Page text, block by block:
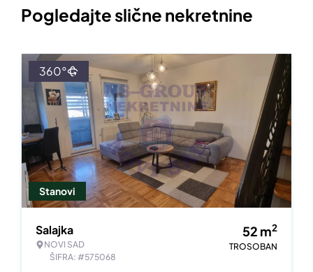
Pogledajte slične nekretnine
Stanovi
360°
Salajka
NOVI SAD
ŠIFRA: #575068
52 m2
TROSOBAN